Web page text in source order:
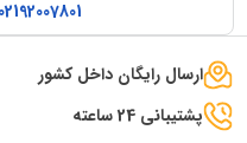
02192007801
ارسال رایگان داخل کشور
پشتیبانی 24 ساعته